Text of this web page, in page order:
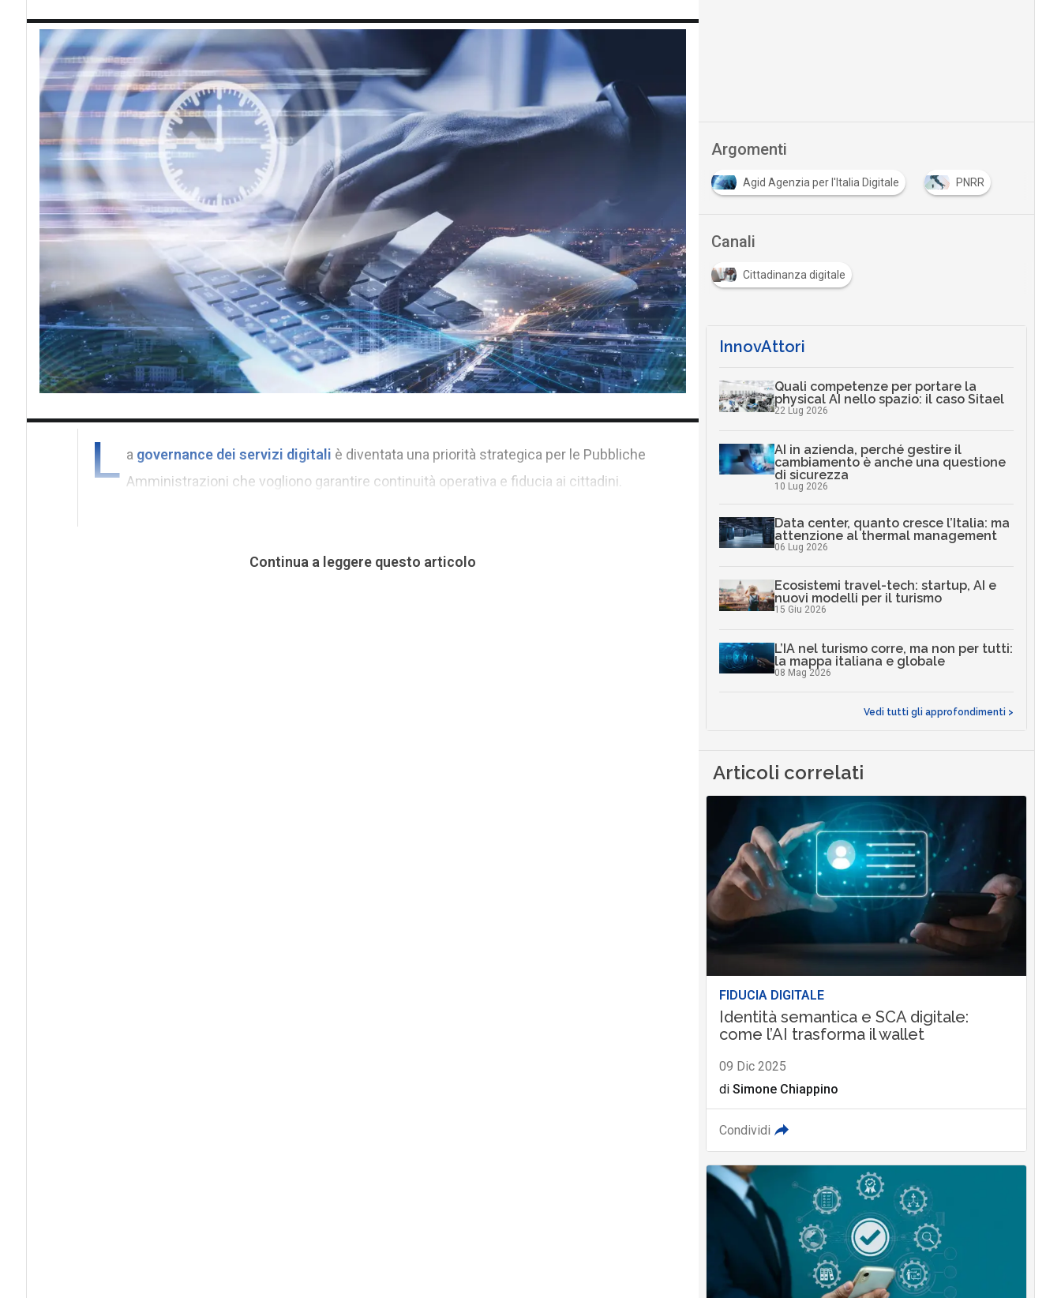
L a governance dei servizi digitali è diventata una priorità strategica per le Pubbliche
Amministrazioni che vogliono garantire continuità operativa e fiducia ai cittadini.
Continua a leggere questo articolo
Argomenti
Agid Agenzia per l'Italia Digitale PNRR
Canali
Cittadinanza digitale
InnovAttori
Quali competenze per portare la
physical AI nello spazio: il caso Sitael
22 Lug 2026
AI in azienda, perché gestire il
cambiamento è anche una questione
di sicurezza
10 Lug 2026
Data center, quanto cresce l’Italia: ma
attenzione al thermal management
06 Lug 2026
Ecosistemi travel-tech: startup, AI e
nuovi modelli per il turismo
15 Giu 2026
L’IA nel turismo corre, ma non per tutti:
la mappa italiana e globale
08 Mag 2026
Vedi tutti gli approfondimenti >
Articoli correlati
FIDUCIA DIGITALE
Identità semantica e SCA digitale:
come l’AI trasforma il wallet
09 Dic 2025
di Simone Chiappino
Condividi